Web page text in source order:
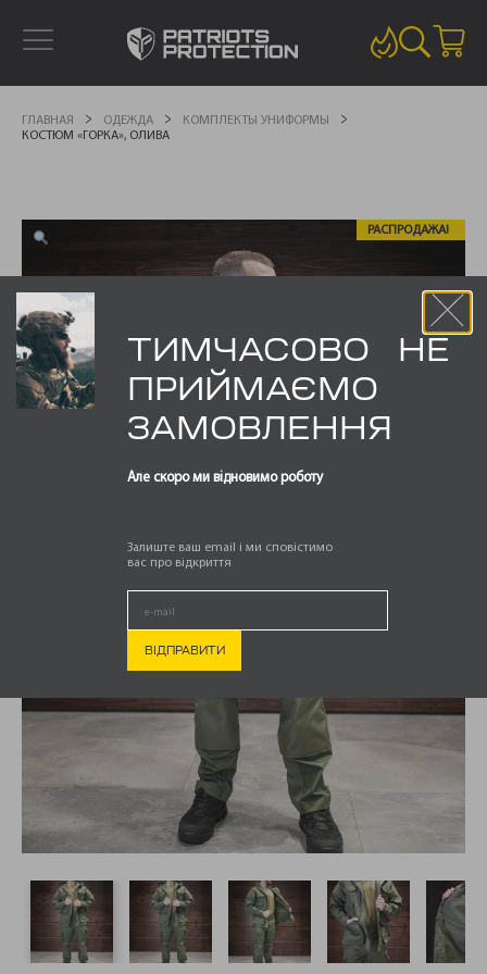
ГЛАВНАЯ ОДЕЖДА
КОМПЛЕКТЫ УНИФОРМЫ
КОСТЮМ «ГОРКА», ОЛИВА
РАСПРОДАЖА!
ТИМЧАСОВО НЕ
ПРИЙМАЄМО
ЗАМОВЛЕННЯ
Але скоро ми відновимо роботу
Залиште ваш email і ми сповістимо
вас про відкриття